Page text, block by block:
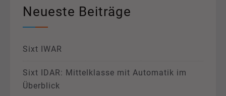
Neueste Beiträge
Sixt IWAR
Sixt IDAR: Mittelklasse mit Automatik im
Überblick